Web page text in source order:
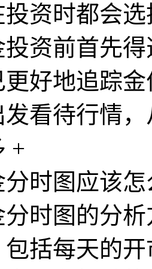
资时都会
投资前首先
更好地追踪
发看待行情
+
时图应该
时图的分
包括每天的